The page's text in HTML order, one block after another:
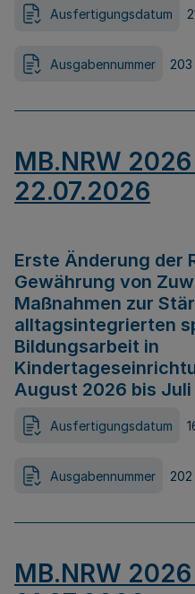
Ausfertigungsdatum
Ausgabennummer 203
MB.NRW
22.07.2026
Erste Änderung der
Gewährung von
Maßnahmen zur
alltagsintegrierten
Bildungsarbeit in
August 2026 bis Juli
Ausfertigungsdatum
Ausgabennummer 202
MB.NRW